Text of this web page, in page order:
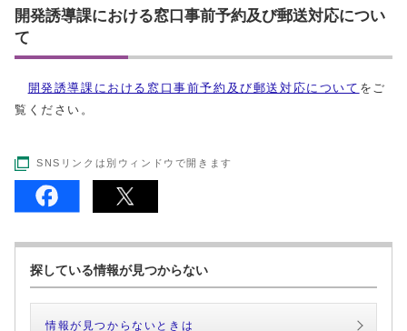
開発誘導課における窓口事前予約及び郵送対応につい
て
開発誘導課における窓口事前予約及び郵送対応について をご
覧ください。
SNSリンクは別ウィンドウで開きます
探している情報が見つからない
情報が見つからないときは